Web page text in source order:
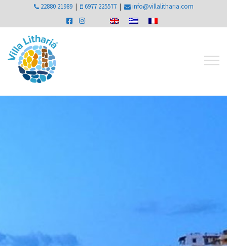
22880 21989 | 6977 225577 | info@villalitharia.com